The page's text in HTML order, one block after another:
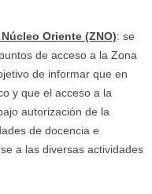
Oriente (ZNO): se
de acceso a la Zona
de informar que en
y que el acceso a la
autorización de la
de docencia e
a las diversas actividades